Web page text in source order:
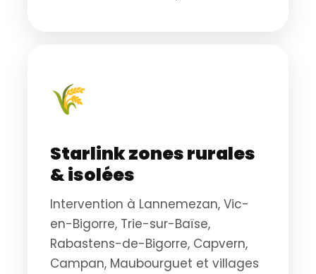
🌾
Starlink zones rurales
& isolées
Intervention à Lannemezan, Vic-
en-Bigorre, Trie-sur-Baïse,
Rabastens-de-Bigorre, Capvern,
Campan, Maubourguet et villages